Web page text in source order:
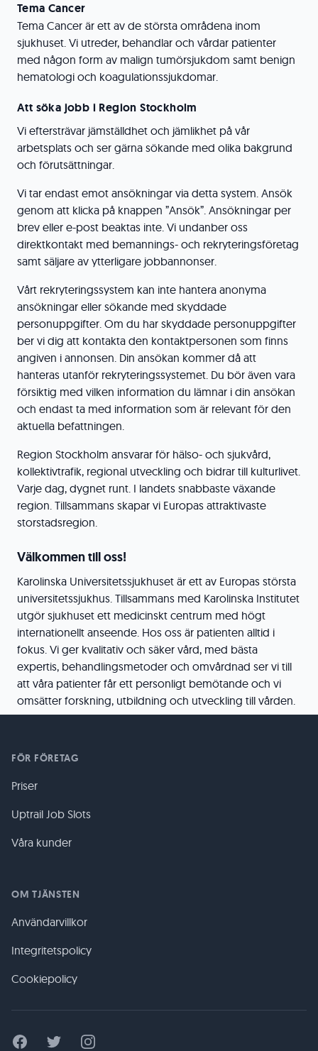
Tema Cancer
Tema Cancer är ett av de största områdena inom
sjukhuset. Vi utreder, behandlar och vårdar patienter
med någon form av malign tumörsjukdom samt benign
hematologi och koagulationssjukdomar.
Att söka jobb i Region Stockholm
Vi eftersträvar jämställdhet och jämlikhet på vår
arbetsplats och ser gärna sökande med olika bakgrund
och förutsättningar.
Vi tar endast emot ansökningar via detta system. Ansök
genom att klicka på knappen ”Ansök”. Ansökningar per
brev eller e-post beaktas inte. Vi undanber oss
direktkontakt med bemannings- och rekryteringsföretag
samt säljare av ytterligare jobbannonser.
Vårt rekryteringssystem kan inte hantera anonyma
ansökningar eller sökande med skyddade
personuppgifter. Om du har skyddade personuppgifter
ber vi dig att kontakta den kontaktpersonen som finns
angiven i annonsen. Din ansökan kommer då att
hanteras utanför rekryteringssystemet. Du bör även vara
försiktig med vilken information du lämnar i din ansökan
och endast ta med information som är relevant för den
aktuella befattningen.
Region Stockholm ansvarar för hälso- och sjukvård,
kollektivtrafik, regional utveckling och bidrar till kulturlivet.
Varje dag, dygnet runt. I landets snabbaste växande
region. Tillsammans skapar vi Europas attraktivaste
storstadsregion.
Välkommen till oss!
Karolinska Universitetssjukhuset är ett av Europas största
universitetssjukhus. Tillsammans med Karolinska Institutet
utgör sjukhuset ett medicinskt centrum med högt
internationellt anseende. Hos oss är patienten alltid i
fokus. Vi ger kvalitativ och säker vård, med bästa
expertis, behandlingsmetoder och omvårdnad ser vi till
att våra patienter får ett personligt bemötande och vi
omsätter forskning, utbildning och utveckling till vården.
FÖR FÖRETAG
Priser
Uptrail Job Slots
Våra kunder
OM TJÄNSTEN
Användarvillkor
Integritetspolicy
Cookiepolicy
FacebookTwitter Instagram